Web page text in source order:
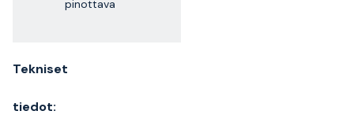
pinottava
Tekniset
tiedot: